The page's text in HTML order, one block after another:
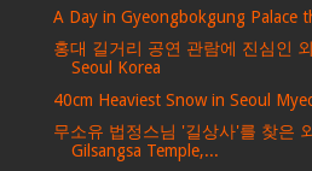
A Day in Gyeongbokgung Palace
홍대 길거리 공연 관람에 진심인
Seoul Korea
40cm Heaviest Snow in Seoul
무소유 법정스님 '길상사'를 찾은
Gilsangsa Temple,...